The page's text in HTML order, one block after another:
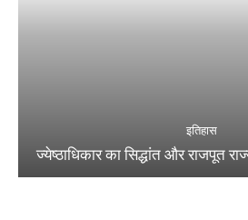
इतिहास
ज्येष्ठाधिकार का सिद्धांत और राजपूत